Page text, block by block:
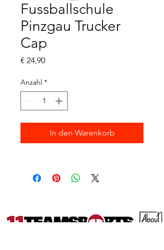
Fussballschule
Pinzgau Trucker
Cap
€ 24,90Preis
Anzahl *
In den Warenkorb